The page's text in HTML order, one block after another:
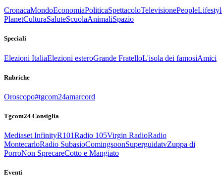
CronacaMondoEconomiaPoliticaSpettacoloTelevisionePeople
PlanetCulturaSaluteScuolaAnimaliSpazio
Speciali
Elezioni ItaliaElezioni esteroGrande FratelloL'isola dei famosiAmici
Rubriche
Oroscopo#tgcom24amarcord
Tgcom24 Consiglia
Mediaset InfinityR101Radio 105Virgin RadioRadio
MontecarloRadio SubasioComingsoonSuperguidatvZuppa di
PorroNon SprecareCotto e Mangiato
Eventi